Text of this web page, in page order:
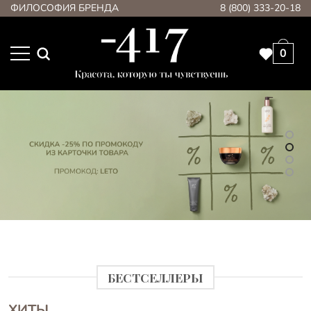
ФИЛОСОФИЯ БРЕНДА 8 (800) 333-20-18
0
БЕСТСЕЛЛЕРЫ